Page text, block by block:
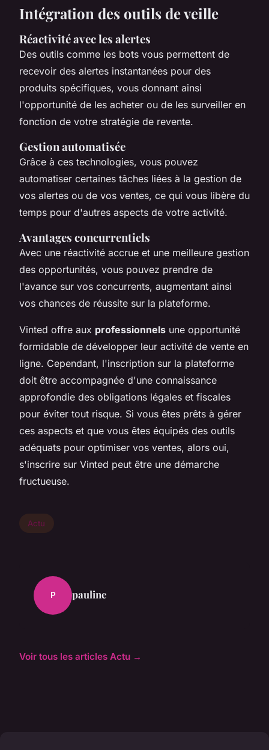
Intégration des outils de veille
Réactivité avec les alertes
Des outils comme les bots vous permettent de
recevoir des alertes instantanées pour des
produits spécifiques, vous donnant ainsi
l'opportunité de les acheter ou de les surveiller en
fonction de votre stratégie de revente.
Gestion automatisée
Grâce à ces technologies, vous pouvez
automatiser certaines tâches liées à la gestion de
vos alertes ou de vos ventes, ce qui vous libère du
temps pour d'autres aspects de votre activité.
Avantages concurrentiels
Avec une réactivité accrue et une meilleure gestion
des opportunités, vous pouvez prendre de
l'avance sur vos concurrents, augmentant ainsi
vos chances de réussite sur la plateforme.
Vinted offre aux professionnels une opportunité
formidable de développer leur activité de vente en
ligne. Cependant, l'inscription sur la plateforme
doit être accompagnée d'une connaissance
approfondie des obligations légales et fiscales
pour éviter tout risque. Si vous êtes prêts à gérer
ces aspects et que vous êtes équipés des outils
adéquats pour optimiser vos ventes, alors oui,
s'inscrire sur Vinted peut être une démarche
fructueuse.
Actu
P pauline
Voir tous les articles Actu →